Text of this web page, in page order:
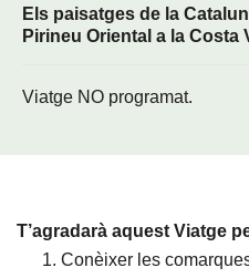
Els paisatges de la
Pirineu Oriental a la Costa
Viatge NO programat.
T’agradarà aquest Viatge
Conèixer les